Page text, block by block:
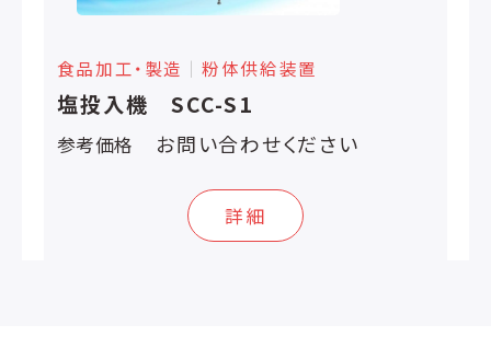
食品加工・製造 │粉体供給装置
塩投入機 SCC-S1
参考価格 お問い合わせください
詳細